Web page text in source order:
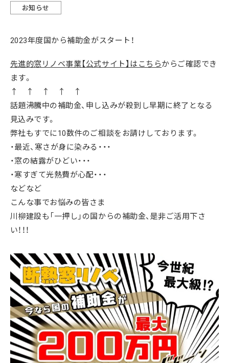
お知らせ
2023年度国から補助金がスタート！
先進的窓リノベ事業【公式サイト】はこちらからご確認でき
ます。
↑ ↑ ↑ ↑ ↑
話題沸騰中の補助金、申し込みが殺到し早期に終了となる
見込みです。
弊社もすでに10数件のご相談をお請けしております。
・最近、寒さが身に染みる・・・
・窓の結露がひどい・・・
・寒すぎて光熱費が心配・・・
などなど
こんな事でお悩みの皆さま
川柳建設も「一押し」の国からの補助金、是非ご活用下さ
い！！！